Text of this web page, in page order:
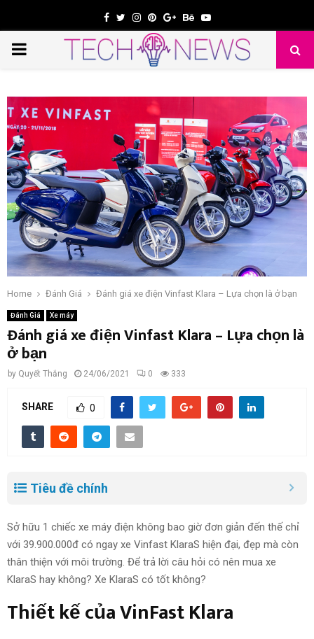
Facebook
TwitterInstagram
Pinterest
GoogleBehanceYoutube
PRIMARY
Home Đánh Giá Đánh giá xe điện Vinfast Klara – Lựa chọn là ở bạn
Đánh Giá Xe máy
Đánh giá xe điện Vinfast Klara – Lựa chọn là
ở bạn
by Quyết Thắng 24/06/2021 0 333
SHARE 0
Tiêu đề chính
Sở hữu 1 chiếc xe máy điện không bao giờ đơn giản đến thế chỉ
với 39.900.000đ có ngay xe Vinfast KlaraS hiện đại, đẹp mà còn
thân thiện với môi trường. Để trả lời câu hỏi có nên mua xe
KlaraS hay không? Xe KlaraS có tốt không?
Thiết kế của VinFast Klara